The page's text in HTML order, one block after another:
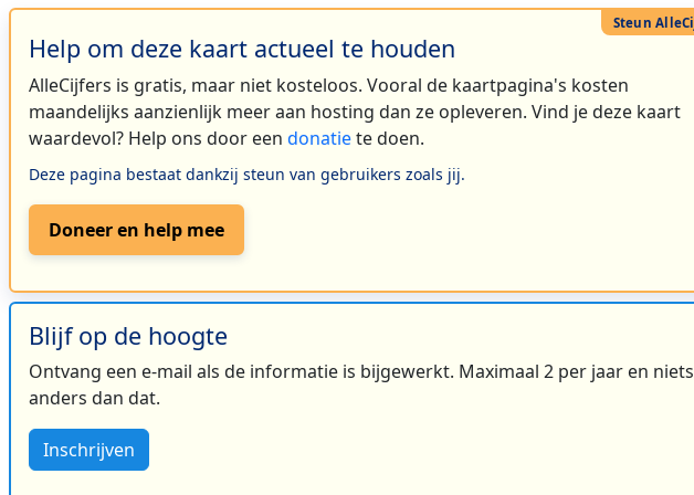
Help om deze kaart actueel te houden
AlleCijfers is gratis, maar niet kosteloos. Vooral de kaartpagina's kosten
maandelijks aanzienlijk meer aan hosting dan ze opleveren. Vind je deze kaart
waardevol? Help ons door een donatiete doen.
Deze pagina bestaat dankzij steun van gebruikers zoals jij.
Doneer en help mee
Blijf op de hoogte
Ontvang een e-mail als de informatie is bijgewerkt. Maximaal 2 per jaar en niets
anders dan dat.
Inschrijven